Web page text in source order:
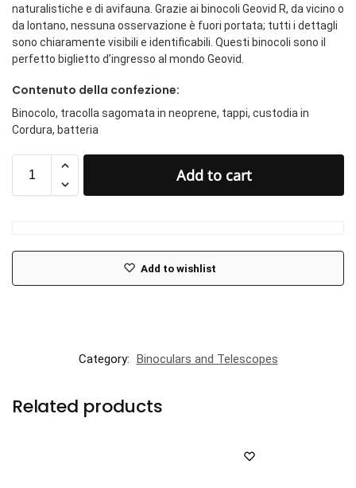
naturalistiche e di avifauna. Grazie ai binocoli Geovid R, da vicino o
da lontano, nessuna osservazione è fuori portata; tutti i dettagli
sono chiaramente visibili e identificabili. Questi binocoli sono il
perfetto biglietto d’ingresso al mondo Geovid.
Contenuto della confezione:
Binocolo, tracolla sagomata in neoprene, tappi, custodia in
Cordura, batteria
Add to cart
Add to wishlist
Category: Binoculars and Telescopes
Related products